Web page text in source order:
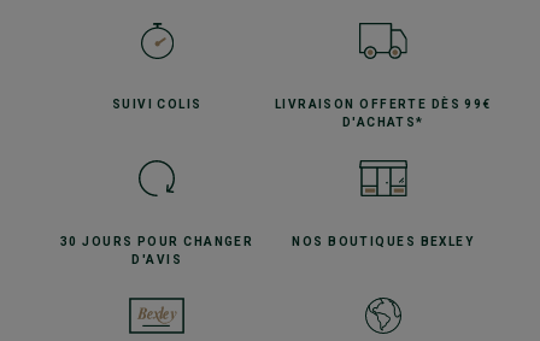
SUIVICOLIS LIVRAISON OFFERTE
DÈS 99€
D'ACHATS*
30 JOURS POURCHANGER
D'AVIS
NOS BOUTIQUES BEXLEY